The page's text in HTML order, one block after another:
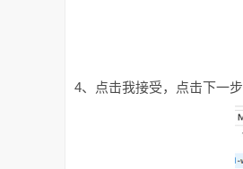
4、点击我接受，点击下一步